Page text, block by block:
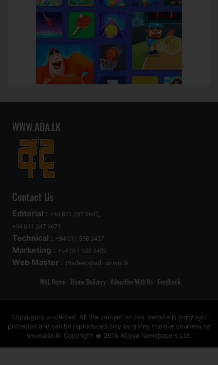
WWW.ADA.LK
Contact Us
Editorial : +94 011 247 9642,
+94 011 247 9671
Technical : +94 011 538 3437
Marketing : +94 011 538 3439
Web Master : Pradeep@admin.wnl.lk
WNL Home Home Delivery Advertise With Us Feedback
Copyrights protected: All the content on this website is copyright
protected and can be reproduced only by giving the due courtesy to
www.ada.lk' Copyright � 2018 Wijeya Newspapers Ltd.